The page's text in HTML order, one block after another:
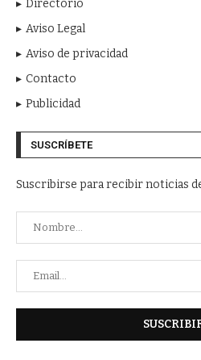
Directorio
Aviso Legal
Aviso de privacidad
Contacto
Publicidad
SUSCRÍBETE
Suscribirse para recibir noticias